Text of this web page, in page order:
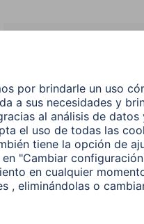
producto que
buscas?
Buscar entre todos
nuestros
productos